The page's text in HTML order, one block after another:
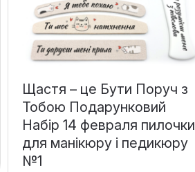
Щастя – це Бути Поруч з
Тобою Подарунковий
Набір 14 февраля пилочки
для манікюру і педикюру
№1